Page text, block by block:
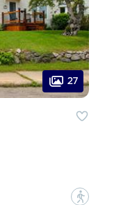
27
?